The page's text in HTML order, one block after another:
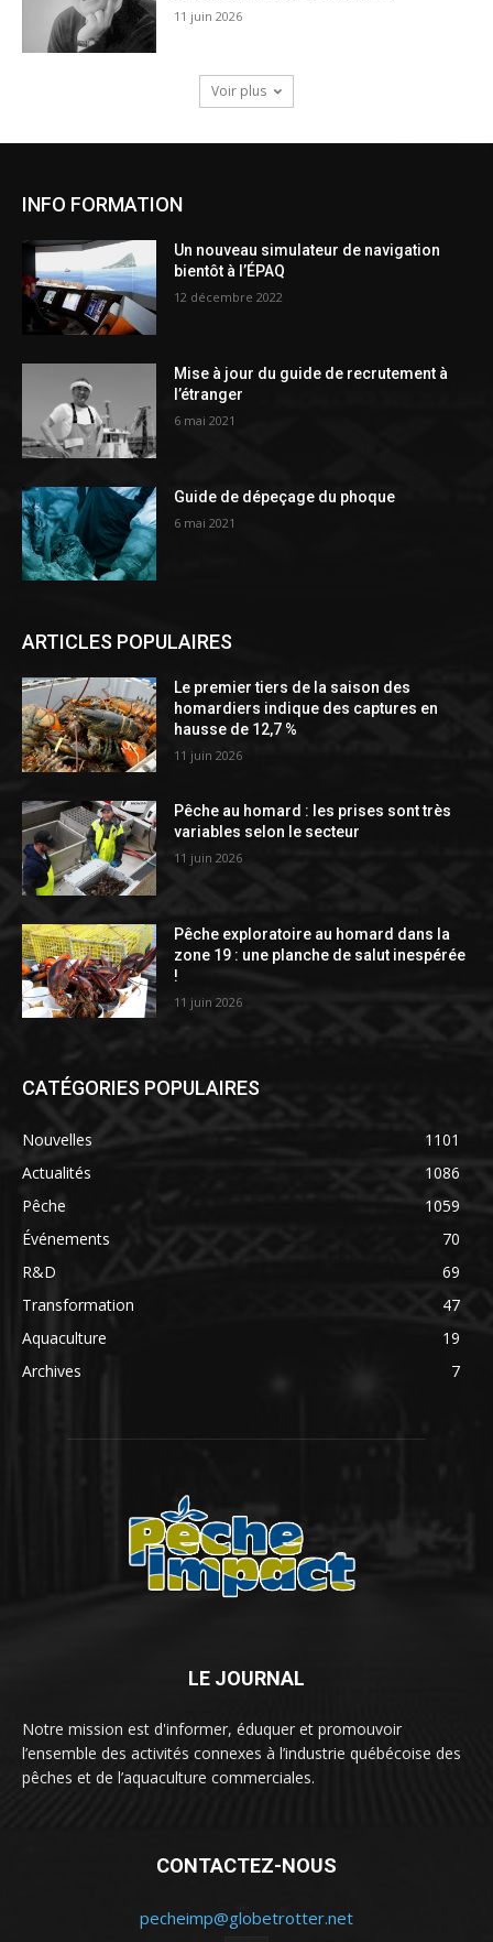
11 juin 2026
Voir plus
INFO FORMATION
Un nouveau simulateur de navigation
bientôt à l’ÉPAQ
12 décembre 2022
Mise à jour du guide de recrutement à
l’étranger
6 mai 2021
Guide de dépeçage du phoque
6 mai 2021
ARTICLES POPULAIRES
Le premier tiers de la saison des
homardiers indique des captures en
hausse de 12,7 %
11 juin 2026
Pêche au homard : les prises sont très
variables selon le secteur
11 juin 2026
Pêche exploratoire au homard dans la
zone 19 : une planche de salut inespérée
!
11 juin 2026
CATÉGORIES POPULAIRES
Nouvelles
1101
Actualités
1086
Pêche
1059
Événements
70
R&D
69
Transformation
47
Aquaculture
19
Archives
7
LE JOURNAL
Notre mission est d'informer, éduquer et promouvoir
l’ensemble des activités connexes à l’industrie québécoise des
pêches et de l’aquaculture commerciales.
CONTACTEZ-NOUS
pecheimp@globetrotter.net